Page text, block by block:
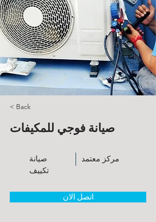
< Back
صيانة فوجي للمكيفات
صيانة
تكييف
مركز معتمد
اتصل الان